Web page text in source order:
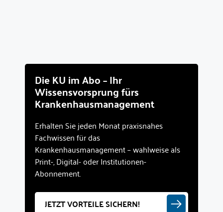
Die KU im Abo – Ihr
Wissensvorsprung fürs
Krankenhausmanagement
Erhalten Sie jeden Monat praxisnahes
Fachwissen für das
Krankenhausmanagement – wahlweise als
Print-, Digital- oder Institutionen-
Abonnement.
JETZT VORTEILE SICHERN!